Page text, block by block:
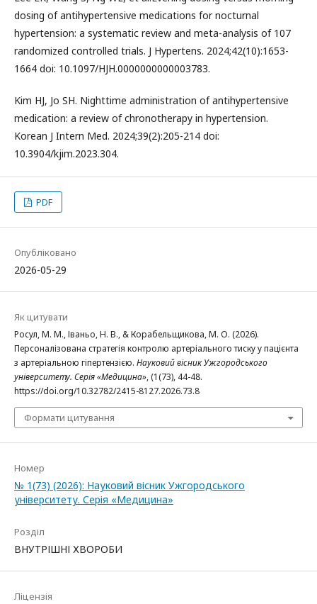
dosing of antihypertensive medications for nocturnal
hypertension: a systematic review and meta-analysis of 107
randomized controlled trials. J Hypertens. 2024;42(10):1653-
1664 doi: 10.1097/HJH.0000000000003783.
Kim HJ, Jo SH. Nighttime administration of antihypertensive
medication: a review of chronotherapy in hypertension.
Korean J Intern Med. 2024;39(2):205-214 doi:
10.3904/kjim.2023.304.
PDF
Опубліковано
2026-05-29
Як цитувати
Росул, М. М., Іваньо, Н. В., & Корабельщикова, М. О. (2026).
Персоналізована стратегія контролю артеріального тиску у пацієнта
з артеріальною гіпертензією. Науковий вісник Ужгородського
університету. Серія «Медицина», (1(73), 44-48.
https://doi.org/10.32782/2415-8127.2026.73.8
Формати цитування
Номер
№ 1(73) (2026): Науковий вісник Ужгородського
університету. Серія «Медицина»
Розділ
ВНУТРІШНІ ХВОРОБИ
Ліцензія